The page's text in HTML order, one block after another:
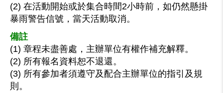
(2) 在活動開始或於集合時間2小時前，如仍然懸掛
暴雨警告信號，當天活動取消。
備註
(1) 章程未盡善處，主辦單位有權作補充解釋。
(2) 所有報名資料恕不退還。
(3) 所有參加者須遵守及配合主辦單位的指引及規
則。